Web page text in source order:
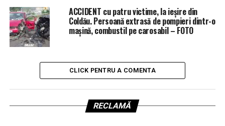
ACCIDENT cu patru victime, la ieșire din
Coldău. Persoană extrasă de pompieri dintr-o
mașină, combustil pe carosabil – FOTO
CLICK PENTRU A COMENTA
RECLAMĂ